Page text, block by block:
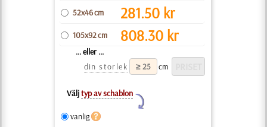
52x46 cm 281.50 kr
105x92 cm 808.30 kr
... eller ...
din storlek
cm
Väljtyp av schablon
Y
vanlig